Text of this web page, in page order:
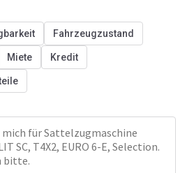
Fahrzeugzustand
Miete Kredit